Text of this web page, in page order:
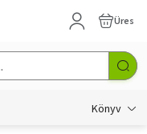
Üres
Könyv